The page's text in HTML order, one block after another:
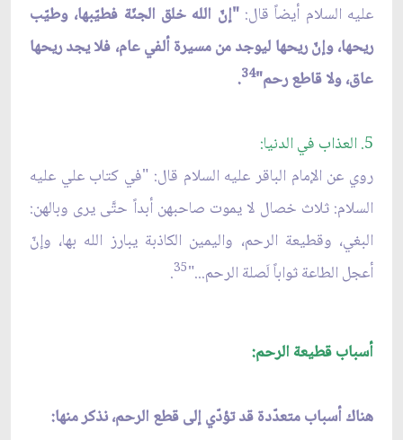
عليه السلام أيضاً قال:"إنّ الله خلق الجنّة فطيّبها، وطيّب
ريحها، وإنّ ريحها ليوجد من مسيرة ألفي عام، فلا يجد ريحها
عاق، ولا قاطع رحم"34
.
5. العذاب في الدنيا:
روي عن الإمام الباقر عليه السلام قال: "في كتاب علي عليه
السلام: ثلاث خصال لا يموت صاحبهن أبداً حتَّى يرى وبالهن:
البغي، وقطيعة الرحم، واليمين الكاذبة يبارز الله بها، وإنّ
أعجل الطاعة ثواباً لَصلة الرحم..."35
.
أسباب قطيعة الرحم:
هناك أسباب متعدّدة قد تؤدّي إلى قطع الرحم، نذكر منها: